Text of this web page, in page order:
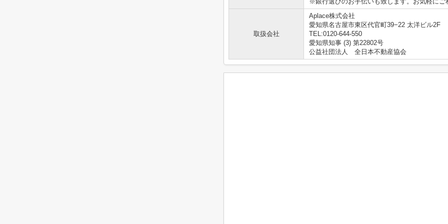
取扱会社
Aplace株式会社
愛知県名古屋市東区代官町39−22 太洋ビル2F
TEL:0120-644-550
愛知県知事 (3) 第22802号
公益社団法人 全日本不動産協会